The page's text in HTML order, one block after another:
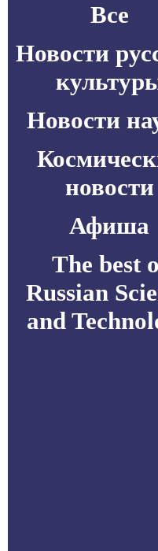
Все
Новости
Новости
новости
Афиша
The best
Russian
and